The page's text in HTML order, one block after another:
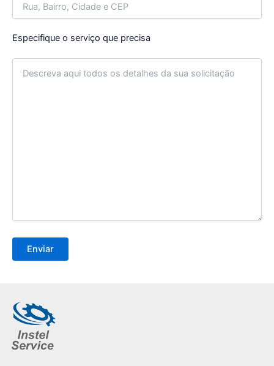
Especifique o serviço que precisa